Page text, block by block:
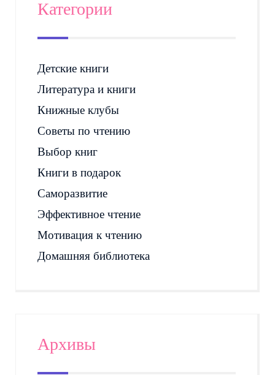
Категории
Детские книги
Литература и книги
Книжные клубы
Советы по чтению
Выбор книг
Книги в подарок
Саморазвитие
Эффективное чтение
Мотивация к чтению
Домашняя библиотека
Архивы